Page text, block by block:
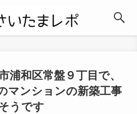
浦和区常盤９丁目で、
マンションの新築工事
うです